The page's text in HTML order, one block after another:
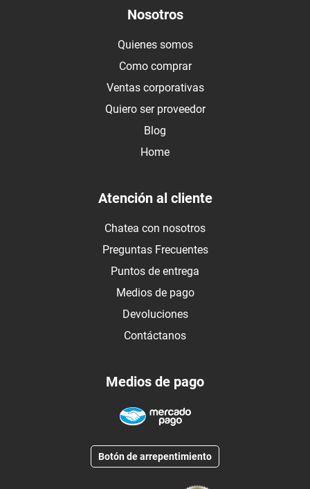
Nosotros
Quienes somos
Como comprar
Ventas corporativas
Quiero ser proveedor
Blog
Home
Atención al cliente
Chatea con nosotros
Preguntas Frecuentes
Puntos de entrega
Medios de pago
Devoluciones
Contáctanos
Medios de pago
Botón de arrepentimiento